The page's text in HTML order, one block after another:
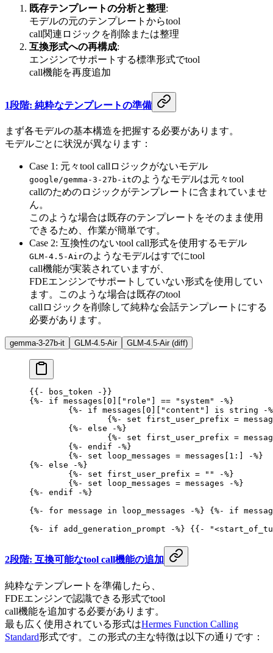
既存テンプレートの分析と整理:
モデルの元のテンプレートからtool
call関連ロジックを削除または整理
互換形式への再構成:
エンジンでサポートする標準形式でtool
call機能を再度追加
1段階: 純粋なテンプレートの準備
まず各モデルの基本構造を把握する必要があります。
モデルごとに状況が異なります：
Case 1: 元々tool callロジックがないモデル
google/gemma-3-27b-itのようなモデルは元々tool
callのためのロジックがテンプレートに含まれていませ
ん。
このような場合は既存のテンプレートをそのまま使用
できるため、作業が簡単です。
Case 2: 互換性のないtool call形式を使用するモデル
GLM-4.5-Airのようなモデルはすでにtool
call機能が実装されていますが、
FDEエンジンでサポートしていない形式を使用してい
ます。このような場合は既存のtool
callロジックを削除して純粋な会話テンプレートにする
必要があります。
gemma-3-27b-it GLM-4.5-Air GLM-4.5-Air (diff)
{{- bos_token -}}
{%-
if messages[0][ "role" == "system"
-%}
	{%-
if messages[0][ "content" is string
-
		{%-
set first_user_prefix =
	{%-
else -%}
		{%-
set first_user_prefix =
	{%-
endif -%}
	{%-
set loop_messages = messages[1:]
-%}
{%-
else -%}
	{%-
set first_user_prefix = ""
-%}
	{%-
set loop_messages = messages
-%}
{%-
endif -%}
{%-
for message in loop_messages -%} {%- if
{%-
if add_generation_prompt -%} {{-
2段階: 互換可能なtool call機能の追加
純粋なテンプレートを準備したら、
FDEエンジンで認識できる形式でtool
call機能を追加する必要があります。
最も広く使用されている形式はHermes Function Calling
Standard形式です。この形式の主な特徴は以下の通りです：